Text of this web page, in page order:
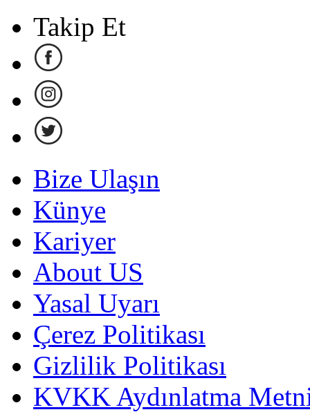
Takip Et
Bize Ulaşın
Künye
Kariyer
About US
Yasal Uyarı
Çerez Politikası
Gizlilik Politikası
KVKK Aydınlatma